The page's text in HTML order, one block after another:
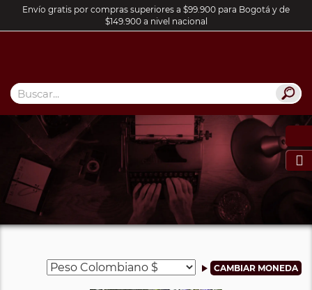
Envío gratis por compras superiores a $99.900 para Bogotá y de
$149.900 a nivel nacional
